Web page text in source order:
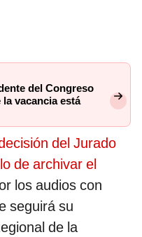
del Congreso
vacancia está
del Jurado
de archivar el
los audios con
seguirá su
de la